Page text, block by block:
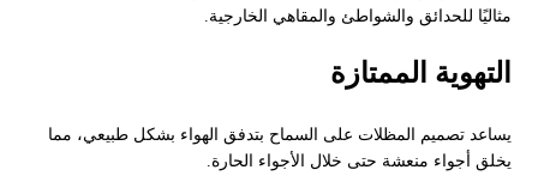
مثاليًا للحدائق والشواطئ والمقاهي الخارجية.
التهوية الممتازة
يساعد تصميم المظلات على السماح بتدفق الهواء بشكل طبيعي، مما
يخلق أجواء منعشة حتى خلال الأجواء الحارة.